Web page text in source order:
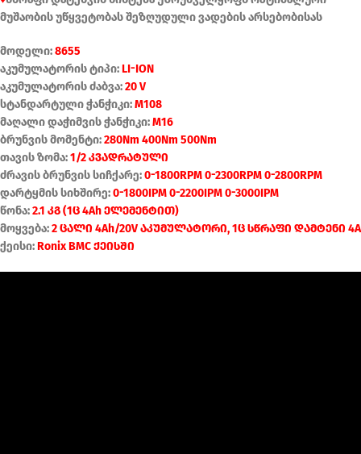
მუშაობის უწყვეტობას შეზღუდული ვადების არსებობისას
მოდელი:8655
აკუმულატორის ტიპი:LI-ION
აკუმულატორის ძაბვა:20 V
სტანდარტული ჭანჭიკი:M108
მაღალი დაჭიმვის ჭანჭიკი:M16
ბრუნვის მომენტი:280Nm 400Nm 500Nm
თავის ზომა:1/2 კვადრატული
ძრავის ბრუნვის სიჩქარე:0-1800RPM 0-2300RPM 0-2800RPM
დარტყმის სიხშირე:0-1800IPM 0-2200IPM 0-3000IPM
წონა:2.1 კგ (1ც 4Ah ელემენტით)
მოყვება:2 ცალი 4Ah/20V აკუმულატორი, 1ც სწრაფი დამტენი 4A
ქეისი:Ronix BMC ქეისში